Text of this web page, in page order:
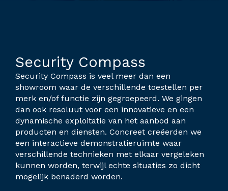
Security Compass
Security Compass is veel meer dan een
showroom waar de verschillende toestellen per
merk en/of functie zijn gegroepeerd. We gingen
dan ook resoluut voor een innovatieve en een
dynamische exploitatie van het aanbod aan
producten en diensten. Concreet creëerden we
een interactieve demonstratieruimte waar
verschillende technieken met elkaar vergeleken
kunnen worden, terwijl echte situaties zo dicht
mogelijk benaderd worden.